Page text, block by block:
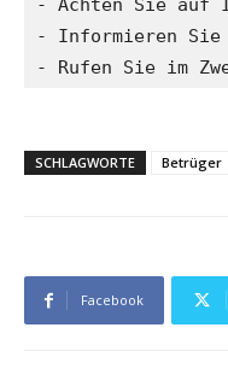
- Achten Sie auf
- Informieren Sie
- Rufen Sie im
SCHLAGWORTE Betrüger
Facebook